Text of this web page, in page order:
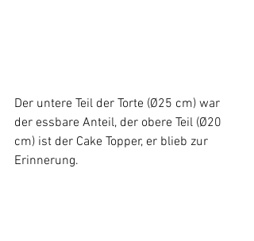
Der untere Teil der Torte (Ø25 cm) war
der essbare Anteil, der obere Teil (Ø20
cm) ist der Cake Topper, er blieb zur
Erinnerung.